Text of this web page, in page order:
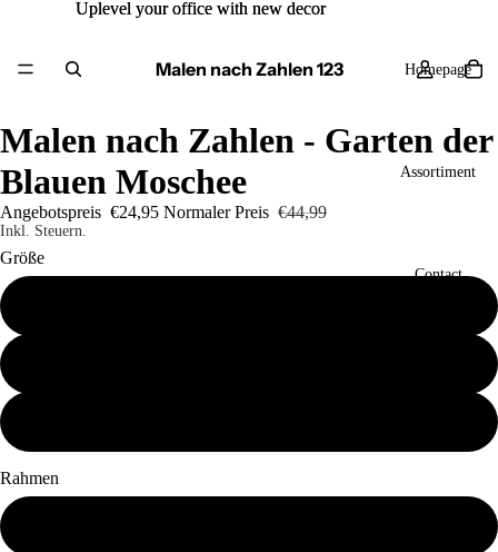
Uplevel your office with new decor
Uplevel your office with new decor
Malen nach Zahlen 123 Homepage
Assortiment
Contact
Malen nach Zahlen - Garten der
Blauen Moschee
Angebotspreis €24,95 Normaler Preis €44,99
Inkl. Steuern.
Größe
Rahmen